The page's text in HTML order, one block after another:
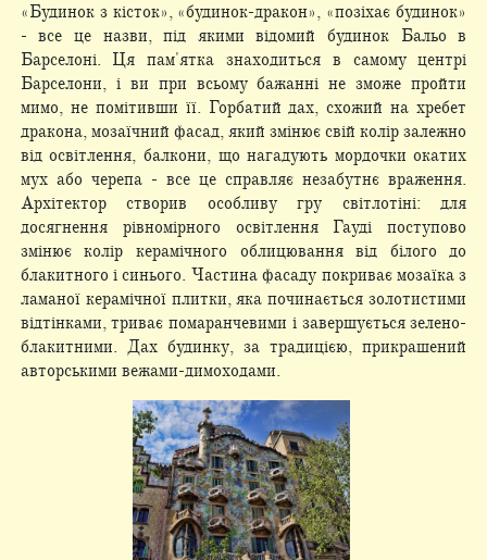
«Будинок з кісток», «будинок-дракон», «позіхає будинок»
- все це назви, під якими відомий будинок Бальо в
Барселоні. Ця пам'ятка знаходиться в самому центрі
Барселони, і ви при всьому бажанні не зможе пройти
мимо, не помітивши її. Горбатий дах, схожий на хребет
дракона, мозаїчний фасад, який змінює свій колір залежно
від освітлення, балкони, що нагадують мордочки окатих
мух або черепа - все це справляє незабутнє враження.
Архітектор створив особливу гру світлотіні: для
досягнення рівномірного освітлення Гауді поступово
змінює колір керамічного облицювання від білого до
блакитного і синього. Частина фасаду покриває мозаїка з
ламаної керамічної плитки, яка починається золотистими
відтінками, триває помаранчевими і завершується зелено-
блакитними. Дах будинку, за традицією, прикрашений
авторськими вежами-димоходами.